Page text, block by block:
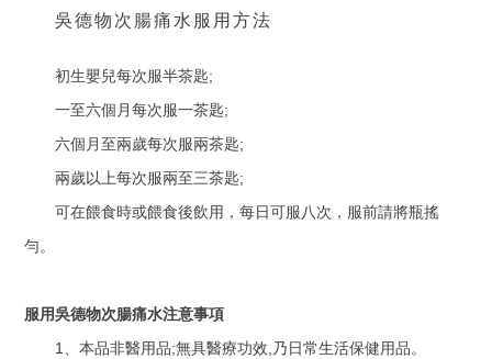
吳德物次腸痛水服用方法
初生嬰兒每次服半茶匙;
一至六個月每次服一茶匙;
六個月至兩歲每次服兩茶匙;
兩歲以上每次服兩至三茶匙;
可在餵食時或餵食後飲用，每日可服八次，服前請將瓶搖
勻。
服用吳德物次腸痛水注意事項
1 、本品非醫用品;無具醫療功效 乃日常生活保健用品。